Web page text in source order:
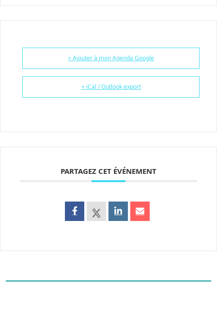
+ Ajouter à mon Agenda Google
+ iCal / Outlook export
PARTAGEZ CET ÉVÉNEMENT